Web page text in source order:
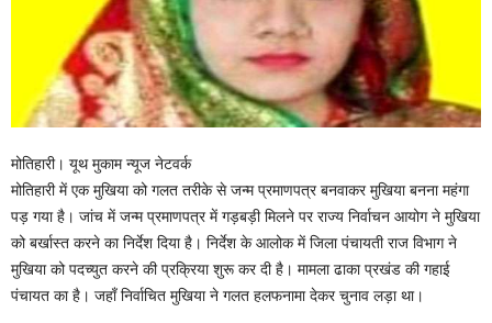
मोतिहारी। यूथ मुकाम न्यूज नेटवर्क
मोतिहारी में एक मुखिया को गलत तरीके से जन्म प्रमाणपत्र बनवाकर मुखिया बनना महंगा
पड़ गया है। जांच में जन्म प्रमाणपत्र में गड़बड़ी मिलने पर राज्य निर्वाचन आयोग ने मुखिया
को बर्खास्त करने का निर्देश दिया है। निर्देश के आलोक में जिला पंचायती राज विभाग ने
मुखिया को पदच्युत करने की प्रक्रिया शुरू कर दी है। मामला ढाका प्रखंड की गहाई
पंचायत का है। जहाँ निर्वाचित मुखिया ने गलत हलफनामा देकर चुनाव लड़ा था।